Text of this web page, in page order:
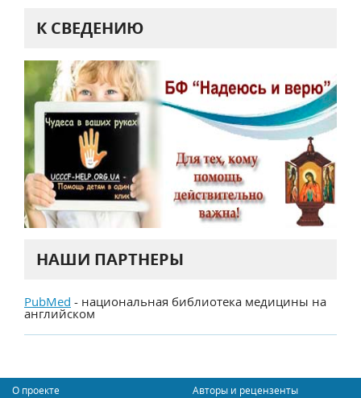
К СВЕДЕНИЮ
НАШИ ПАРТНЕРЫ
PubMed - национальная библиотека медицины на
английском
О проекте
Авторы и рецензенты